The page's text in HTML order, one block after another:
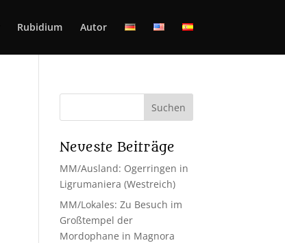
Rubidium Autor
Neueste Beiträge
MM/Ausland: Ogerringen in
Ligrumaniera (Westreich)
MM/Lokales: Zu Besuch im
Großtempel der
Mordophane in Magnora